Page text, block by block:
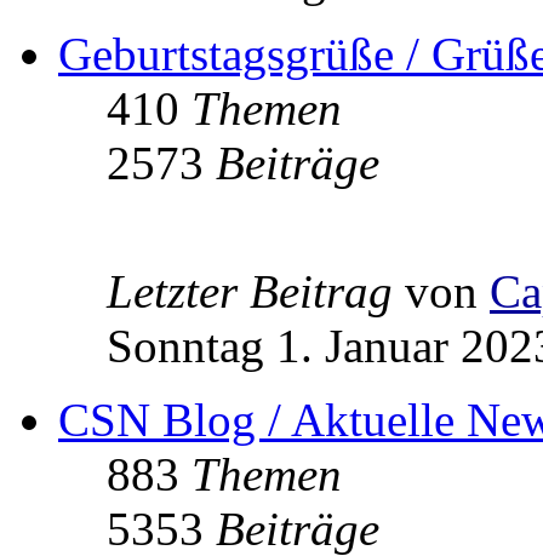
Geburtstagsgrüße /
410 Themen
2573 Beiträge
Letzter Beitrag von
Sonntag 1. Januar
CSN Blog / Aktuelle
883 Themen
5353 Beiträge